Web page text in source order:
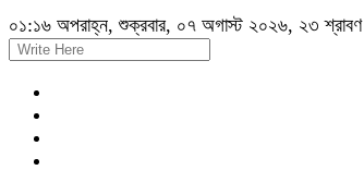
০১:১৬ অপরাহ্ন, শুক্রবার, ০৭ অগাস্ট ২০২৬, ২৩ শ্রাবণ